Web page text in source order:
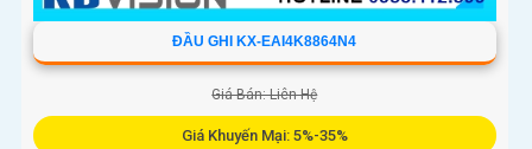
ĐẦU GHI KX-EAI4K8864N4
Giá Bán: Liên Hệ
Giá Khuyến Mại: 5%-35%